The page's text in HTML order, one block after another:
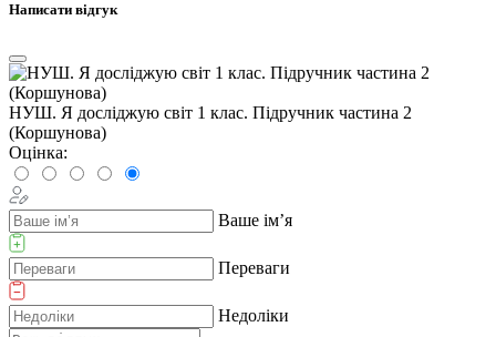
Написати відгук
НУШ. Я досліджую світ 1 клас. Підручник частина 2
(Коршунова)
Оцінка:
Ваше ім’я
Переваги
Недоліки